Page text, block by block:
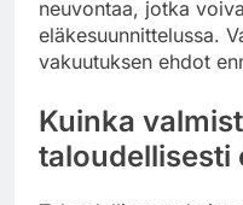
neuvontaa, jotka
eläkesuunnittelussa.
vakuutuksen ehdot
Kuinka
taloudellisesti